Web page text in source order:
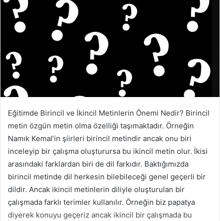
Eğitimde Birincil ve İkincil Metinlerin Önemi Nedir? Birincil
metin özgün metin olma özelliği taşımaktadır. Örneğin
Namık Kemal’in şiirleri birincil metindir ancak onu biri
inceleyip bir çalışma oluşturursa bu ikincil metin olur. İkisi
arasındaki farklardan biri de dil farkıdır. Baktığımızda
birincil metinde dil herkesin bilebileceği genel geçerli bir
dildir. Ancak ikincil metinlerin diliyle oluşturulan bir
çalışmada farklı terimler kullanılır. Örneğin biz papatya
diyerek konuyu geçeriz ancak ikincil bir çalışmada bu